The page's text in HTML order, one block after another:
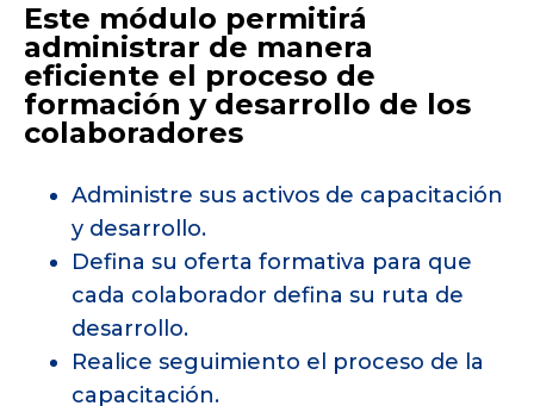
Este módulo permitirá
administrar de manera
eficiente el proceso de
formación y desarrollo de los
colaboradores
Administre sus activos de capacitación
y desarrollo.
Defina su oferta formativa para que
cada colaborador defina su ruta de
desarrollo.
Realice seguimiento el proceso de la
capacitación.